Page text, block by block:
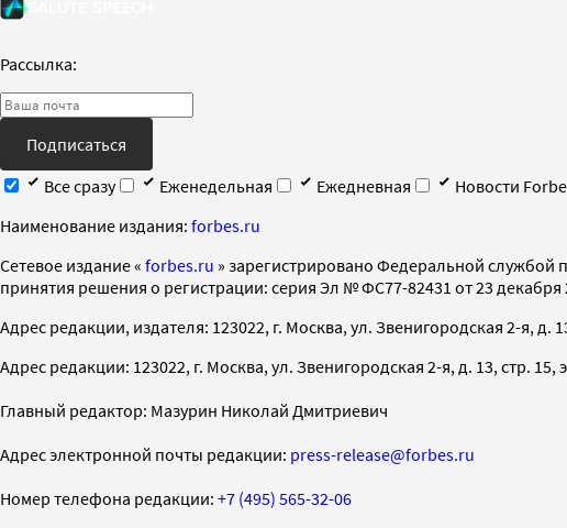
Рассылка:
Подписаться
Все сразу
Еженедельная Ежедневная
Новости
Наименование издания: forbes.ru
Cетевое издание « forbes.ru » зарегистрировано Федеральной
принятия решения о регистрации: серия Эл № ФС77-82431 от 23 декабря
Адрес редакции, издателя: 123022, г. Москва, ул. Звенигородская 2-я, д.
Адрес редакции: 123022, г. Москва, ул. Звенигородская 2-я, д. 13, стр. 15,
Главный редактор: Мазурин Николай Дмитриевич
Адрес электронной почты редакции: press-release@forbes.ru
Номер телефона редакции: +7 (495) 565-32-06